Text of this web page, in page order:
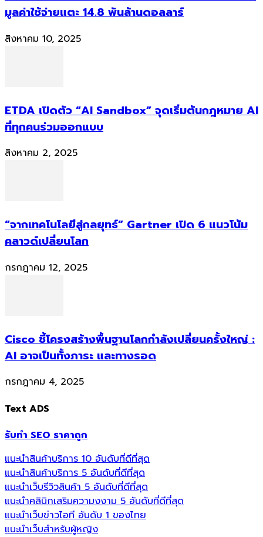
มูลค่าใช้จ่ายแตะ 14.8 พันล้านดอลลาร์
สิงหาคม 10, 2025
ETDA เปิดตัว “AI Sandbox” จุดเริ่มต้นกฎหมาย AI
ที่ทุกคนร่วมออกแบบ
สิงหาคม 2, 2025
“จากเทคโนโลยีสู่กลยุทธ์” Gartner เปิด 6 แนวโน้ม
คลาวด์เปลี่ยนโลก
กรกฎาคม 12, 2025
Cisco ชี้โครงสร้างพื้นฐานโลกกำลังเปลี่ยนครั้งใหญ่ :
AI อาจเป็นทั้งภาระ และทางรอด
กรกฎาคม 4, 2025
Text ADS
รับทำ SEO ราคาถูก
แนะนำสินค้าบริการ 10 อันดับที่ดีที่สุด
แนะนำสินค้าบริการ 5 อันดับที่ดีที่สุด
แนะนำเว็บรีวิวสินค้า 5 อันดับที่ดีที่สุด
แนะนำคลินิกเสริมความงงาม 5 อันดับที่ดีที่สุด
แนะนำเว็บข่าวไอที อันดับ 1 ของไทย
แนะนำเว็บสำหรับผู้หญิง